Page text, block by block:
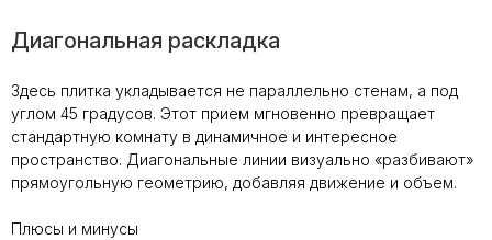
Диагональная раскладка
Здесь плитка укладывается не параллельно стенам, а под
углом 45 градусов. Этот прием мгновенно превращает
стандартную комнату в динамичное и интересное
пространство. Диагональные линии визуально «разбивают»
прямоугольную геометрию, добавляя движение и объем.
Плюсы и минусы